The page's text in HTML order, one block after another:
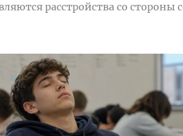
расстройства со стороны